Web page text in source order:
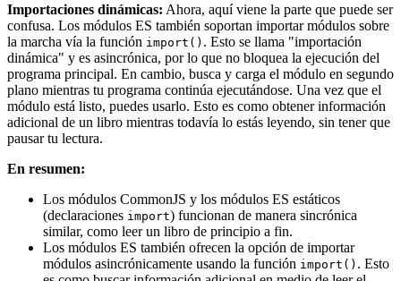
Importaciones dinámicas: Ahora, aquí viene la parte que puede ser
confusa. Los módulos ES también soportan importar módulos sobre
la marcha vía la función import() . Esto se llama "importación
dinámica" y es asincrónica, por lo que no bloquea la ejecución del
programa principal. En cambio, busca y carga el módulo en segundo
plano mientras tu programa continúa ejecutándose. Una vez que el
módulo está listo, puedes usarlo. Esto es como obtener información
adicional de un libro mientras todavía lo estás leyendo, sin tener que
pausar tu lectura.
En resumen:
Los módulos CommonJS y los módulos ES estáticos
(declaraciones import) funcionan de manera sincrónica
similar, como leer un libro de principio a fin.
Los módulos ES también ofrecen la opción de importar
módulos asincrónicamente usando la función import() . Esto